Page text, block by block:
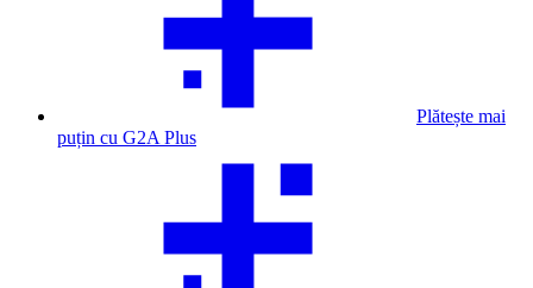
Plătește mai
puțin cu G2A Plus